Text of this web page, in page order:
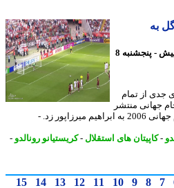
8 روز پیش - پنجشنبه 8
جدی از تمام
منتشر
کرد. کریستیانو اولین گلش را در جام جهانی 2006 به ابراهیم میرزاپور زد. -
کاپیتان های استقلال-کریستیانو رونالدو-
8
9
10
11
12
13
14
15